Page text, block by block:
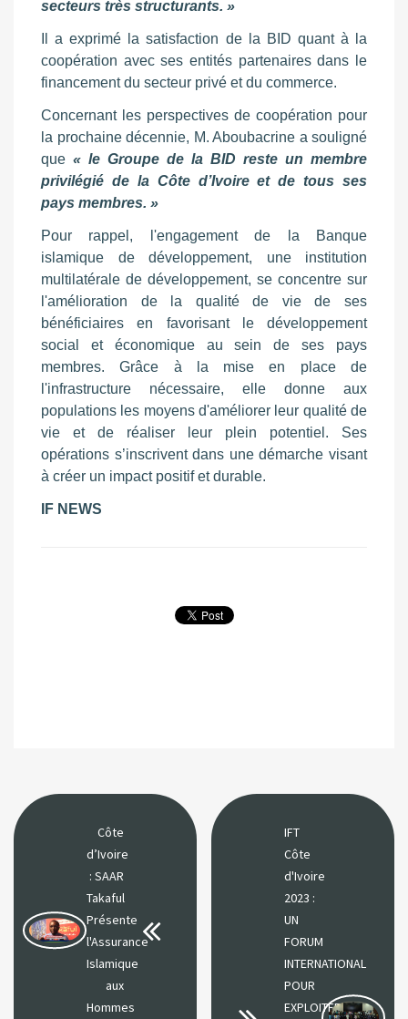
secteurs très structurants. »
Il a exprimé la satisfaction de la BID quant à la
coopération avec ses entités partenaires dans le
financement du secteur privé et du commerce.
Concernant les perspectives de coopération pour
la prochaine décennie, M. Aboubacrine a souligné
que « le Groupe de la BID reste un membre
privilégié de la Côte d’Ivoire et de tous ses
pays membres. »
Pour rappel, l'engagement de la Banque
islamique de développement, une institution
multilatérale de développement, se concentre sur
l'amélioration de la qualité de vie de ses
bénéficiaires en favorisant le développement
social et économique au sein de ses pays
membres. Grâce à la mise en place de
l'infrastructure nécessaire, elle donne aux
populations les moyens d'améliorer leur qualité de
vie et de réaliser leur plein potentiel. Ses
opérations s’inscrivent dans une démarche visant
à créer un impact positif et durable.
IF NEWS
Côte
d’Ivoire
: SAAR
Takaful
Présente
l'Assurance
Islamique
aux
Hommes
IFT
Côte
d'Ivoire
2023 : ​​​​​​​
UN
FORUM
INTERNATIONAL
POUR
EXPLOITER